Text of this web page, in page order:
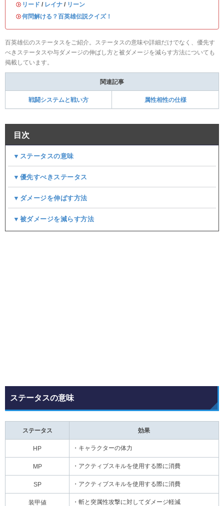
・ リード / レイナ / リーン
・何問解ける？百英雄伝説クイズ！
百英雄伝のステータスをご紹介。ステータスの意味や詳細だけでなく、優先す
べきステータスや与ダメージの伸ばし方と被ダメージを減らす方法についても
掲載しています。
関連記事
戦闘システムと戦い方 属性相性の仕様
目次
▼ステータスの意味
▼優先すべきステータス
▼ダメージを伸ばす方法
▼被ダメージを減らす方法
ステータスの意味
ステータス 効果
HP ・キャラクターの体力
MP ・アクティブスキルを使用する際に消費
SP ・アクティブスキルを使用する際に消費
装甲値 ・斬と突属性攻撃に対してダメージ軽減